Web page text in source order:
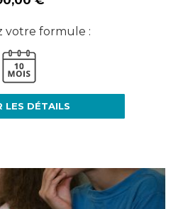
votre formule :
LES DÉTAILS